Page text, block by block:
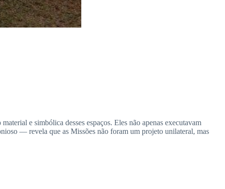
e simbólica desses espaços. Eles não apenas executavam
— revela que as Missões não foram um projeto unilateral, mas